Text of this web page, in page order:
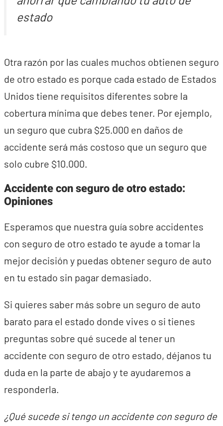
estado
Otra razón por las cuales muchos obtienen seguro
de otro estado es porque cada estado de Estados
Unidos tiene requisitos diferentes sobre la
cobertura mínima que debes tener. Por ejemplo,
un seguro que cubra $25.000 en daños de
accidente será más costoso que un seguro que
solo cubre $10.000.
Accidente con seguro de otro estado:
Opiniones
Esperamos que nuestra guía sobre accidentes
con seguro de otro estado te ayude a tomar la
mejor decisión y puedas obtener seguro de auto
en tu estado sin pagar demasiado.
Si quieres saber más sobre un seguro de auto
barato para el estado donde vives o si tienes
preguntas sobre qué sucede al tener un
accidente con seguro de otro estado, déjanos tu
duda en la parte de abajo y te ayudaremos a
responderla.
¿Qué sucede si tengo un accidente con seguro de